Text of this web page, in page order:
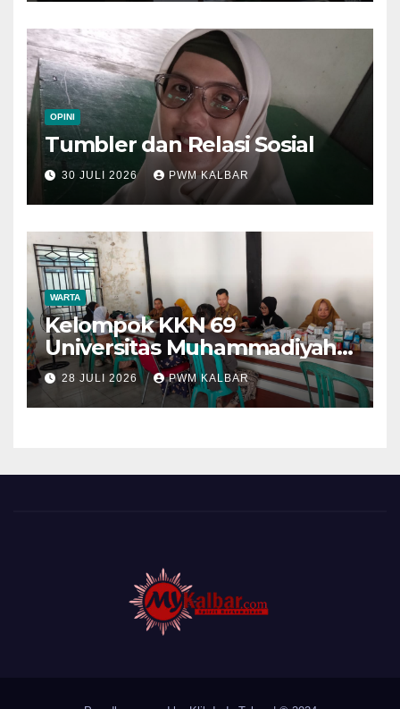
OPINI
Tumbler dan Relasi Sosial
30 JULI 2026 PWM KALBAR
WARTA
Kelompok KKN 69
Universitas Muhammadiyah
Pontianak Dibagi Dua Tim,
Cat Bangunan dan Dampingi
Pelayanan Posyandu Lansia
28 JULI 2026 PWM KALBAR